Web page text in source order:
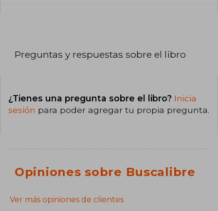
Preguntas y respuestas sobre el libro
¿Tienes una pregunta sobre el libro? Inicia
sesión para poder agregar tu propia pregunta.
Opiniones sobre Buscalibre
Ver más opiniones de clientes